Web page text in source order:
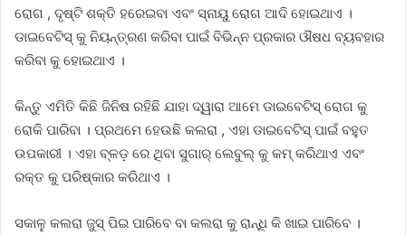
ରୋଗ , ଦୃଷ୍ଟି ଶକ୍ତି ହରେଇବା ଏବଂ ସ୍ନାୟୁ ରୋଗ ଆଦି ହୋଇଥାଏ ।
ଡାଇବେଟିସ୍ କୁ ନିୟନ୍ତ୍ରଣ କରିବା ପାଇଁ ବିଭିନ୍ନ ପ୍ରକାର ଔଷଧ ବ୍ୟବହାର
କରିବା କୁ ହୋଇଥାଏ ।
କିନ୍ତୁ ଏମିତି କିଛି ଜିନିଷ ରହିଛି ଯାହା ଦ୍ୱାରା ଆମେ ଡାଇବେଟିସ୍ ରୋଗ କୁ
ରୋକି ପାରିବା । ପ୍ରଥମେ ହେଉଛି କଲରା , ଏହା ଡାଇବେଟିସ୍ ପାଇଁ ବହୁତ
ଉପକାରୀ । ଏହା ବ୍ଳଡ଼ ରେ ଥିବା ସୁଗାର୍ ଲେବୁଲ୍ କୁ କମ୍ କରିଥାଏ ଏବଂ
ରକ୍ତ କୁ ପରିଷ୍କାର କରିଥାଏ ।
ସକାଳୁ କଲରା ଜୁସ୍ ପିଇ ପାରିବେ ବା କଲରା କୁ ରାନ୍ଧି କି ଖାଇ ପାରିବେ ।